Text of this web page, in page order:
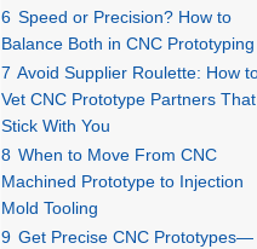
6 Speed or Precision? How to
Balance Both in CNC Prototyping
7 Avoid Supplier Roulette: How
Vet CNC Prototype Partners That
Stick With You
8 When to Move From CNC
Machined Prototype to Injection
Mold Tooling
9 Get Precise CNC Prototypes—